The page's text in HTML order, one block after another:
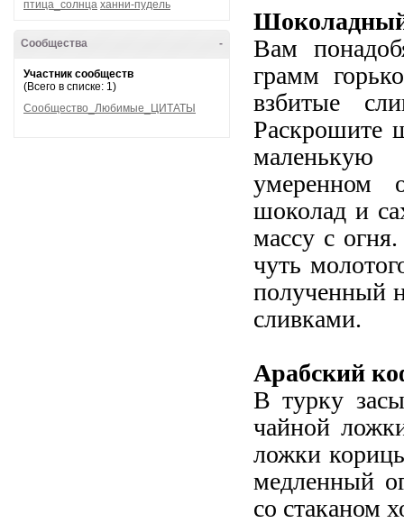
птица_солнца ханни-пудель
-
Сообщества
Участник сообществ
(Всего в списке: 1)
Сообщество_Любимые_ЦИТАТЫ
Вам
грамм
взбитые
Раскрошите
умеренном
шоколад и
массу с
чуть
полученный
сливками.
Арабский
В турку
чайной
ложки
медленный
со стаканом